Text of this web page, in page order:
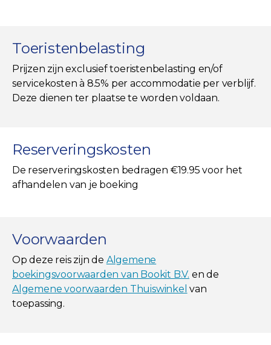
Toeristenbelasting
Prijzen zijn exclusief toeristenbelasting en/of
servicekosten à 8.5% per accommodatie per verblijf.
Deze dienen ter plaatse te worden voldaan.
Reserveringskosten
De reserveringskosten bedragen €19.95 voor het
afhandelen van je boeking
Voorwaarden
Op deze reis zijn de Algemene
boekingsvoorwaarden van Bookit B.V. en de
Algemene voorwaarden Thuiswinkel van
toepassing.